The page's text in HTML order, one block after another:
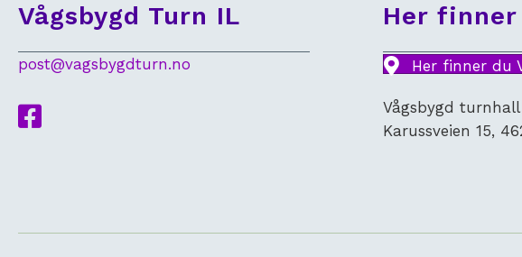
Vågsbygd Turn IL
post@vagsbygdturn.no
Lenke til Facebook
Her finner
Her finner du
Vågsbygd turnhall
Karussveien 15,